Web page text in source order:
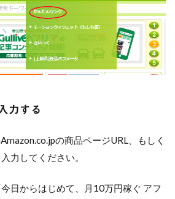
力する
の商品ページURL、もしく
力してください。
日からはじめて、月10万円稼ぐ アフ